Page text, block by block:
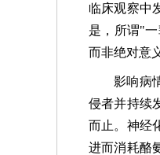
临床观察中
是，所谓"
而非绝对意
影响病
侵者并持续
而止。神经
进而消耗酪